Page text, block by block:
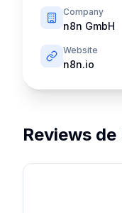
Company
n8n GmbH
Website
n8n.io
Reviews